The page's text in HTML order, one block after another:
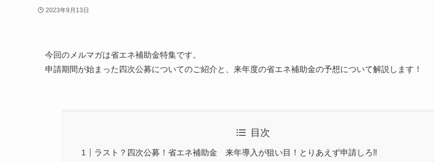
2023年9月13日
今回のメルマガは省エネ補助金特集です。
申請期間が始まった四次公募についてのご紹介と、来年度の省エネ補助金の予想について解説します！
目次
ラスト？四次公募！省エネ補助金 来年導入が狙い目！とりあえず申請しろ‼